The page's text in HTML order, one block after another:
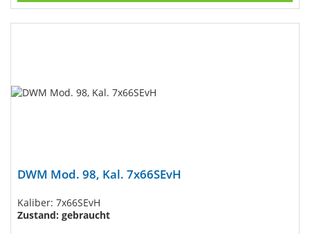
DWM Mod. 98, Kal. 7x66SEvH
Kaliber: 7x66SEvH
Zustand: gebraucht